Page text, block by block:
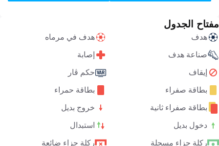
مفتاح الجدول
هدف هدف في مرماه
صناعة هدف إصابة
إيقاف حكم ڤار
بطاقة صفراء بطاقة حمراء
بطاقة صفراء ثانية خروج بديل
دخول بديل استبدال
ركلة جزاء مسجلة ركلة جزاء ضائعة